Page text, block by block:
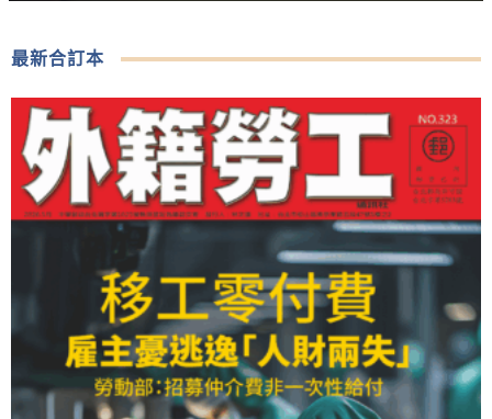
最新合訂本